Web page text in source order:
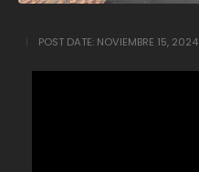
POST DATE: NOVIEMBRE 15, 2024